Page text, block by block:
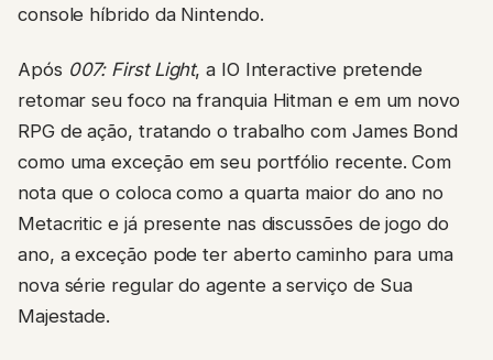
console híbrido da Nintendo.
Após 007: First Light, a IO Interactive pretende
retomar seu foco na franquia Hitman e em um novo
RPG de ação, tratando o trabalho com James Bond
como uma exceção em seu portfólio recente. Com
nota que o coloca como a quarta maior do ano no
Metacritic e já presente nas discussões de jogo do
ano, a exceção pode ter aberto caminho para uma
nova série regular do agente a serviço de Sua
Majestade.